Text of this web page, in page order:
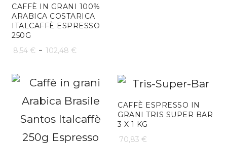
CAFFÈ IN GRANI 100%
ARABICA COSTARICA
ITALCAFFÈ ESPRESSO
250G
8,54 € - 102,48 €
prezzo:
da
8,54 €
a
a
102,48
CAFFÈ ESPRESSO IN
GRANI TRIS SUPER BAR
3 X 1 KG
70,83 €